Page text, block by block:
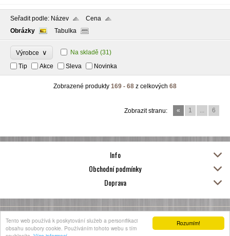
Rozumím!
Tento web používá k poskytování služeb a personifikaci
obsahu soubory cookie. Používáním tohoto webu s tím
Seřadit podle: Název
Cena
Obrázky
Tabulka
Výrobce ∨ Na skladě (31)
Tip
Akce Sleva Novinka
Zobrazené produkty 169 - 68 z celkových 68
Zobrazit stranu: « 1 ... 6
Info
Obchodní podmínky
Doprava
Copyright 2015 - 2026 © Designové
dekorace do bytu z umělých květin
Vytváříme eshopy - Atomer.cz